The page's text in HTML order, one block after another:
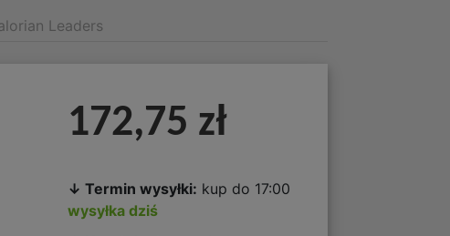
Leaders
172,75 zł
↓ Termin wysyłki: kup do 17:00
wysyłka dziś